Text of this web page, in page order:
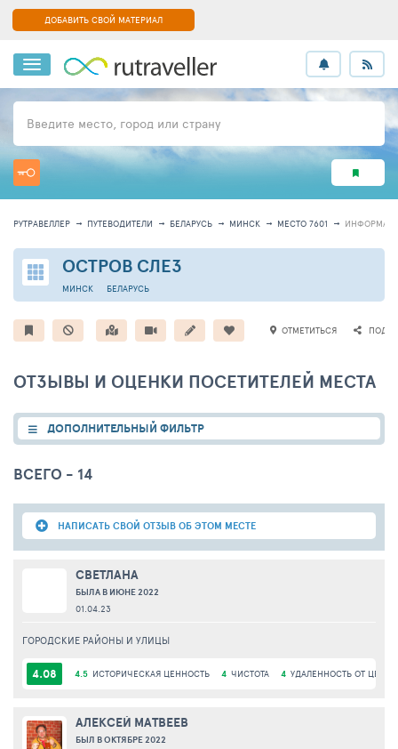
ДОБАВИТЬ СВОЙ МАТЕРИАЛ
Введите место, город или страну
РУТРАВЕЛЛЕР ПУТЕВОДИТЕЛИ БЕЛАРУСЬ МИНСК МЕСТО 7601
ОСТРОВ СЛЕЗ
БЕЛАРУСЬ
МИНСК
ОТМЕТИТЬСЯ
ОТЗЫВЫ И ОЦЕНКИ ПОСЕТИТЕЛЕЙ МЕСТА
ДОПОЛНИТЕЛЬНЫЙ ФИЛЬТР
ВСЕГО - 14
НАПИСАТЬ СВОЙ ОТЗЫВ ОБ ЭТОМ МЕСТЕ
СВЕТЛАНА
БЫЛА В ИЮНЕ 2022
01.04.23
ГОРОДСКИЕ РАЙОНЫ И УЛИЦЫ
4.08 4.5 ИСТОРИЧЕСКАЯ ЦЕННОСТЬ 4 ЧИСТОТА 4 УДАЛЕННОСТЬ ОТ
АЛЕКСЕЙ МАТВЕЕВ
БЫЛ В ОКТЯБРЕ 2022